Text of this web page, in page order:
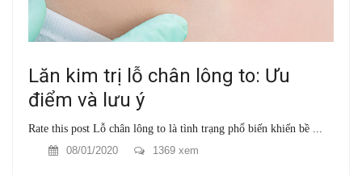
Lăn kim trị lỗ chân lông to: Ưu
điểm và lưu ý
Rate this post Lỗ chân lông to là tình trạng phổ biến khiến bề ...
08/01/2020
1369 xem